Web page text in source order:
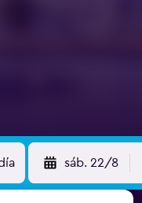
sáb. 22/8